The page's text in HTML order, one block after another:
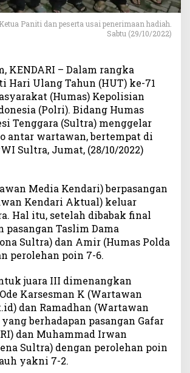
l
r
i
P
W
I
S
u
l
t
r
P
s
a
n
g
a
J
a
f
r
u
n
-
D
Paniti dan peserta usai penerimaan hadiah.
Sabtu (29/10/2022)
KENDARI – Dalam rangka
Hari Ulang Tahun (HUT) ke-71
(Humas) Kepolisian
(Polri). Bidang Humas
Tenggara (Sultra) menggelar
antar wartawan, bertempat di
Sultra, Jumat, (28/10/2022)
Media Kendari) berpasangan
Kendari Aktual) keluar
Hal itu, setelah dibabak final
pasangan Taslim Dama
Sultra) dan Amir (Humas Polda
perolehan poin 7-6.
juara III dimenangkan
Karsesman K (Wartawan
dan Ramadhan (Wartawan
berhadapan pasangan Gafar
dan Muhammad Irwan
Sultra) dengan perolehan poin
yakni 7-2.